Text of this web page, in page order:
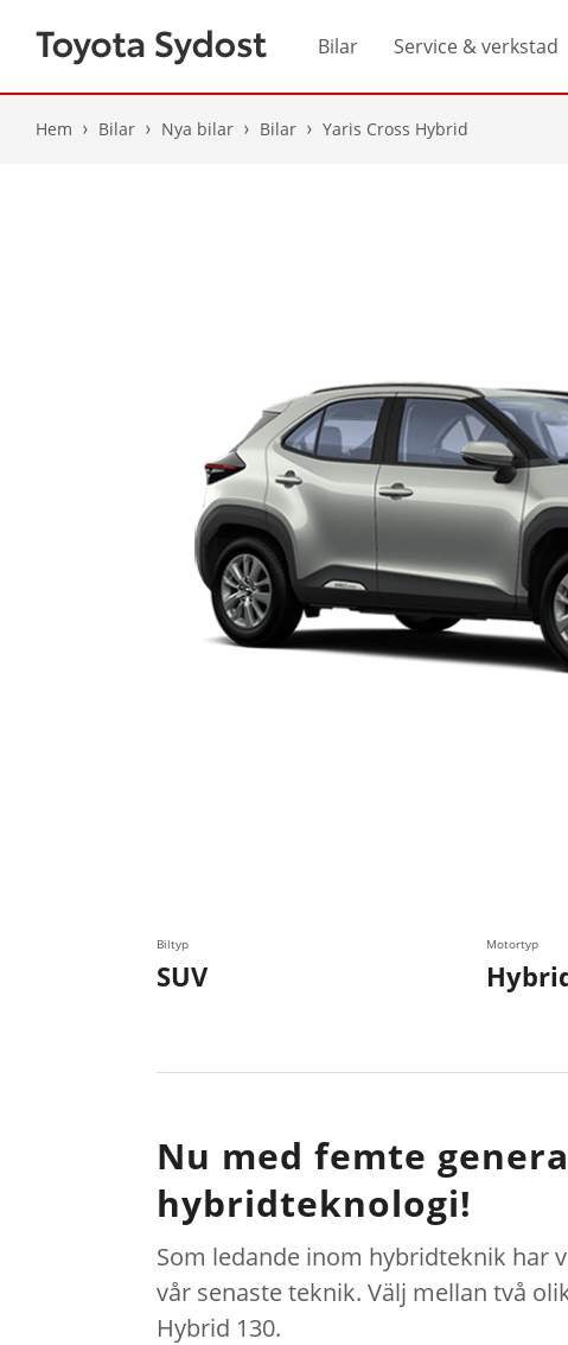
Bilar Service & verkstad
Hem Bilar Nya bilar Bilar Yaris Cross Hybrid
Biltyp
SUV
Motortyp
Nu med femte
hybridteknologi!
Som ledande inom hybridteknik har
vår senaste teknik. Välj mellan två
Hybrid 130.